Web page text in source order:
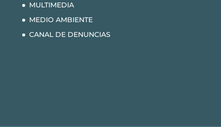
MULTIMEDIA
MEDIO AMBIENTE
CANAL DE DENUNCIAS